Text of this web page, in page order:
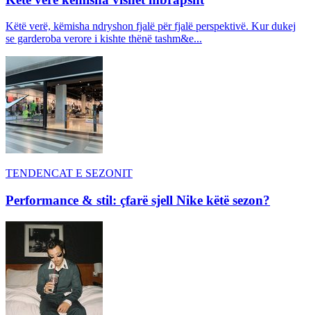
Këtë verë, këmisha ndryshon fjalë për fjalë perspektivë. Kur dukej
se garderoba verore i kishte thënë tashm&e...
TENDENCAT E SEZONIT
Performance & stil: çfarë sjell Nike këtë sezon?